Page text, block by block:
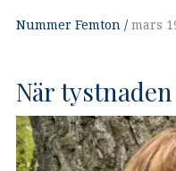
Nummer Femton mars
När